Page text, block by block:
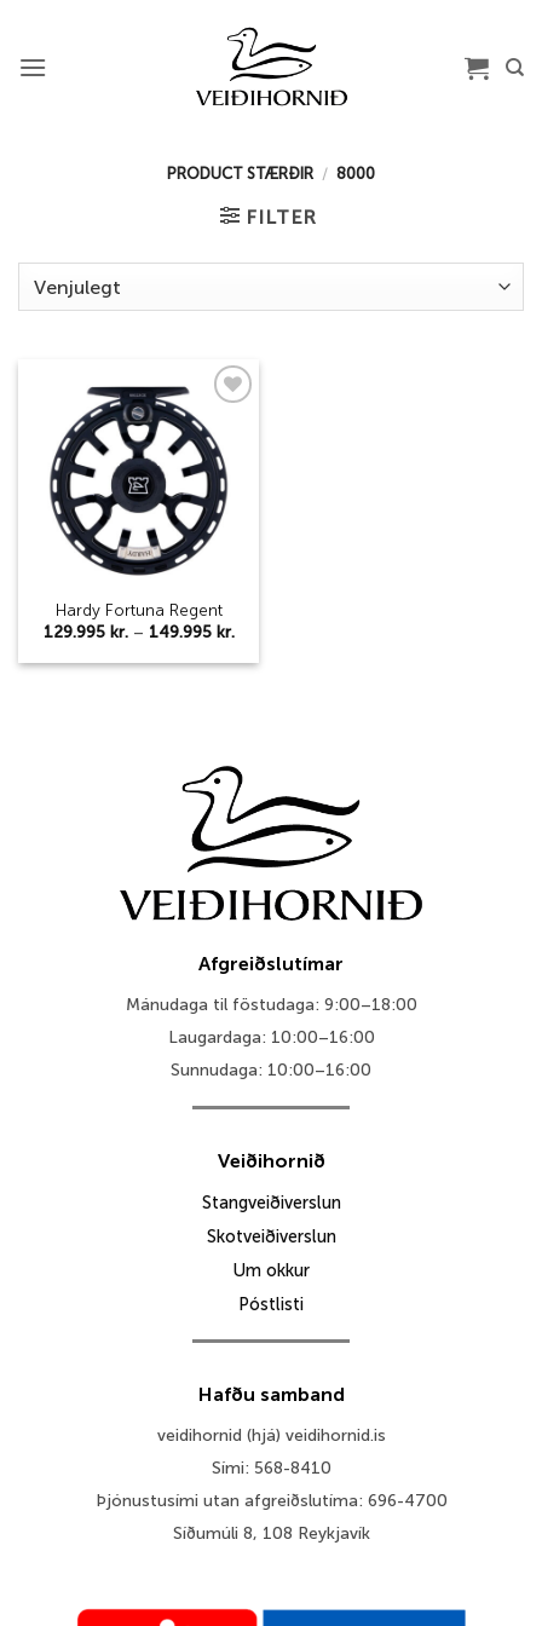
content
PRODUCT STÆRÐIR / 8000
FILTER
Add to
wishlist
Hardy Fortuna Regent
129.995 kr. – 149.995 kr.Price
129.995 kr.
Afgreiðslutímar
Mánudaga til föstudaga: 9:00–18:00
Laugardaga: 10:00–16:00
Sunnudaga: 10:00–16:00
Veiðihornið
Stangveiðiverslun
Skotveiðiverslun
Um okkur
Póstlisti
Hafðu samband
veidihornid (hjá) veidihornid.is
Sími: 568-8410
Þjónustusími utan afgreiðslutíma: 696-4700
Síðumúli 8, 108 Reykjavík